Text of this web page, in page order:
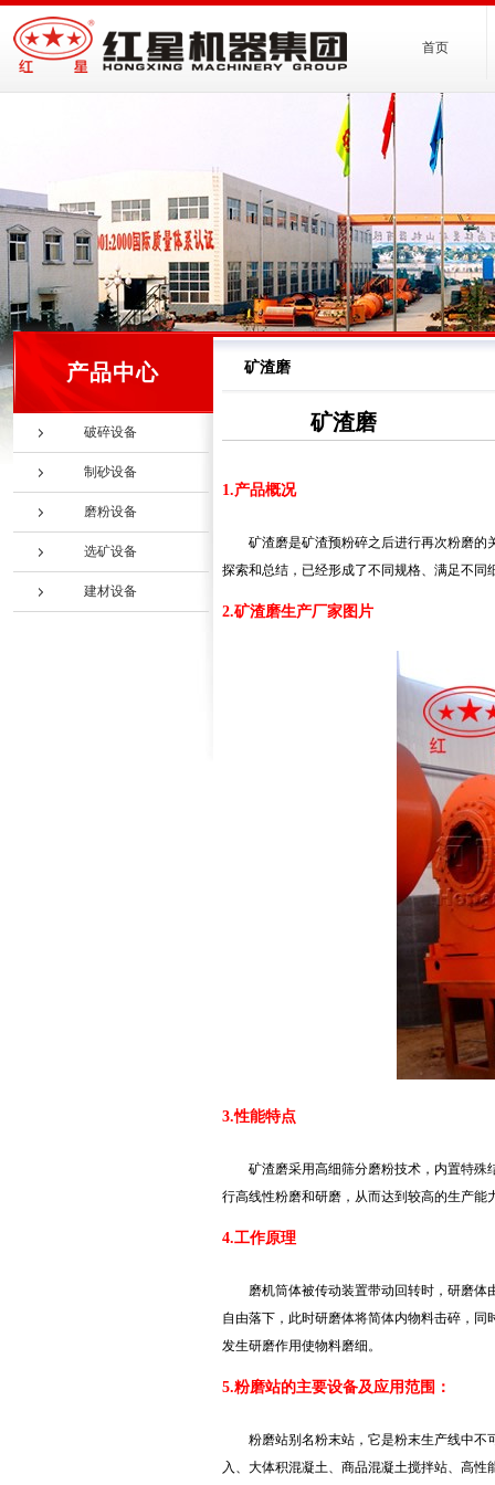
首页
产品中心
破碎设备
制砂设备
磨粉设备
选矿设备
建材设备
矿渣磨
矿渣磨
1.产品概况
矿渣磨是矿渣预粉碎之后进行再次粉磨
探索和总结，已经形成了不同规格、满足不
2.矿渣磨生产厂家图片
3.性能特点
矿渣磨采用高细筛分磨粉技术，内置特
行高线性粉磨和研磨，从而达到较高的生产
4.工作原理
磨机筒体被传动装置带动回转时，研磨
自由落下，此时研磨体将简体内物料击碎，
发生研磨作用使物料磨细。
5.粉磨站的主要设备及应用范围：
粉磨站别名粉末站，它是粉末生产线中
入、大体积混凝土、商品混凝土搅拌站、高